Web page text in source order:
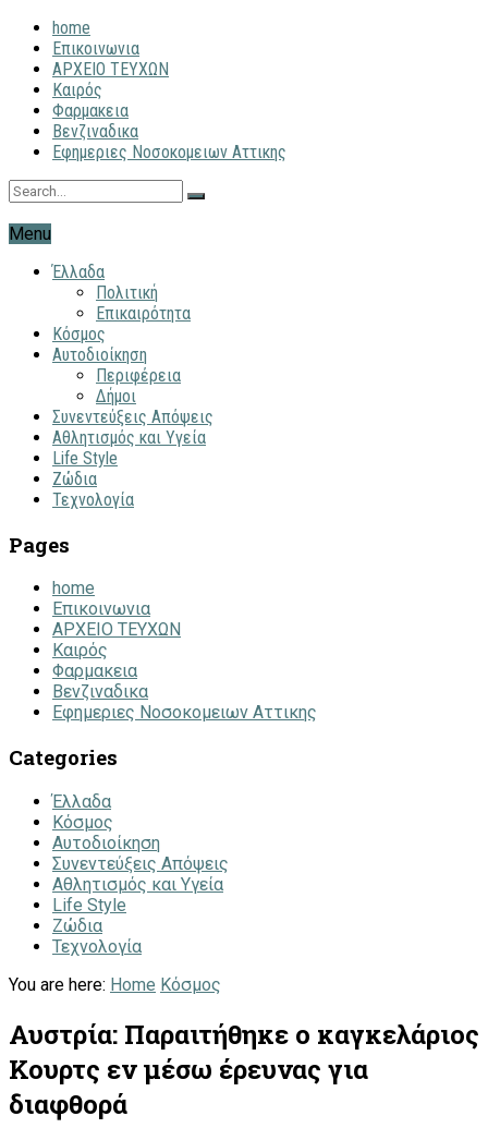
home
Επικοινωνια
ΑΡΧΕΙΟ ΤΕΥΧΩΝ
Καιρός
Φαρμακεια
Βενζιναδικα
Εφημεριες Νοσοκομειων Αττικης
Menu
Έλλαδα
Πολιτική
Επικαιρότητα
Κόσμος
Αυτοδιοίκηση
Περιφέρεια
Δήμοι
Συνεντεύξεις Απόψεις
Αθλητισμός και Υγεία
Life Style
Ζώδια
Τεχνολογία
Pages
home
Επικοινωνια
ΑΡΧΕΙΟ ΤΕΥΧΩΝ
Καιρός
Φαρμακεια
Βενζιναδικα
Εφημεριες Νοσοκομειων Αττικης
Categories
Έλλαδα
Κόσμος
Αυτοδιοίκηση
Συνεντεύξεις Απόψεις
Αθλητισμός και Υγεία
Life Style
Ζώδια
Τεχνολογία
You are here: Home Κόσμος
Αυστρία: Παραιτήθηκε ο καγκελάριος
Κουρτς εν μέσω έρευνας για
διαφθορά